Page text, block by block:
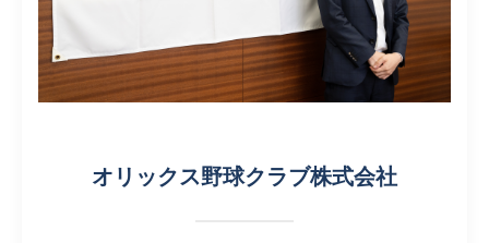
オリックス野球クラブ株式会社